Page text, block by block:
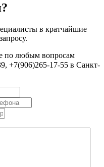
в кратчайшие
по любым вопросам
+7(906)265-17-55 в Санкт-